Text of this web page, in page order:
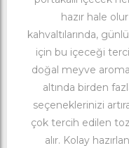
hazır hale
kahvaltılarında,
için bu içeceği
doğal meyve
altında birden
seçeneklerinizi
çok tercih edilen
alır. Kolay